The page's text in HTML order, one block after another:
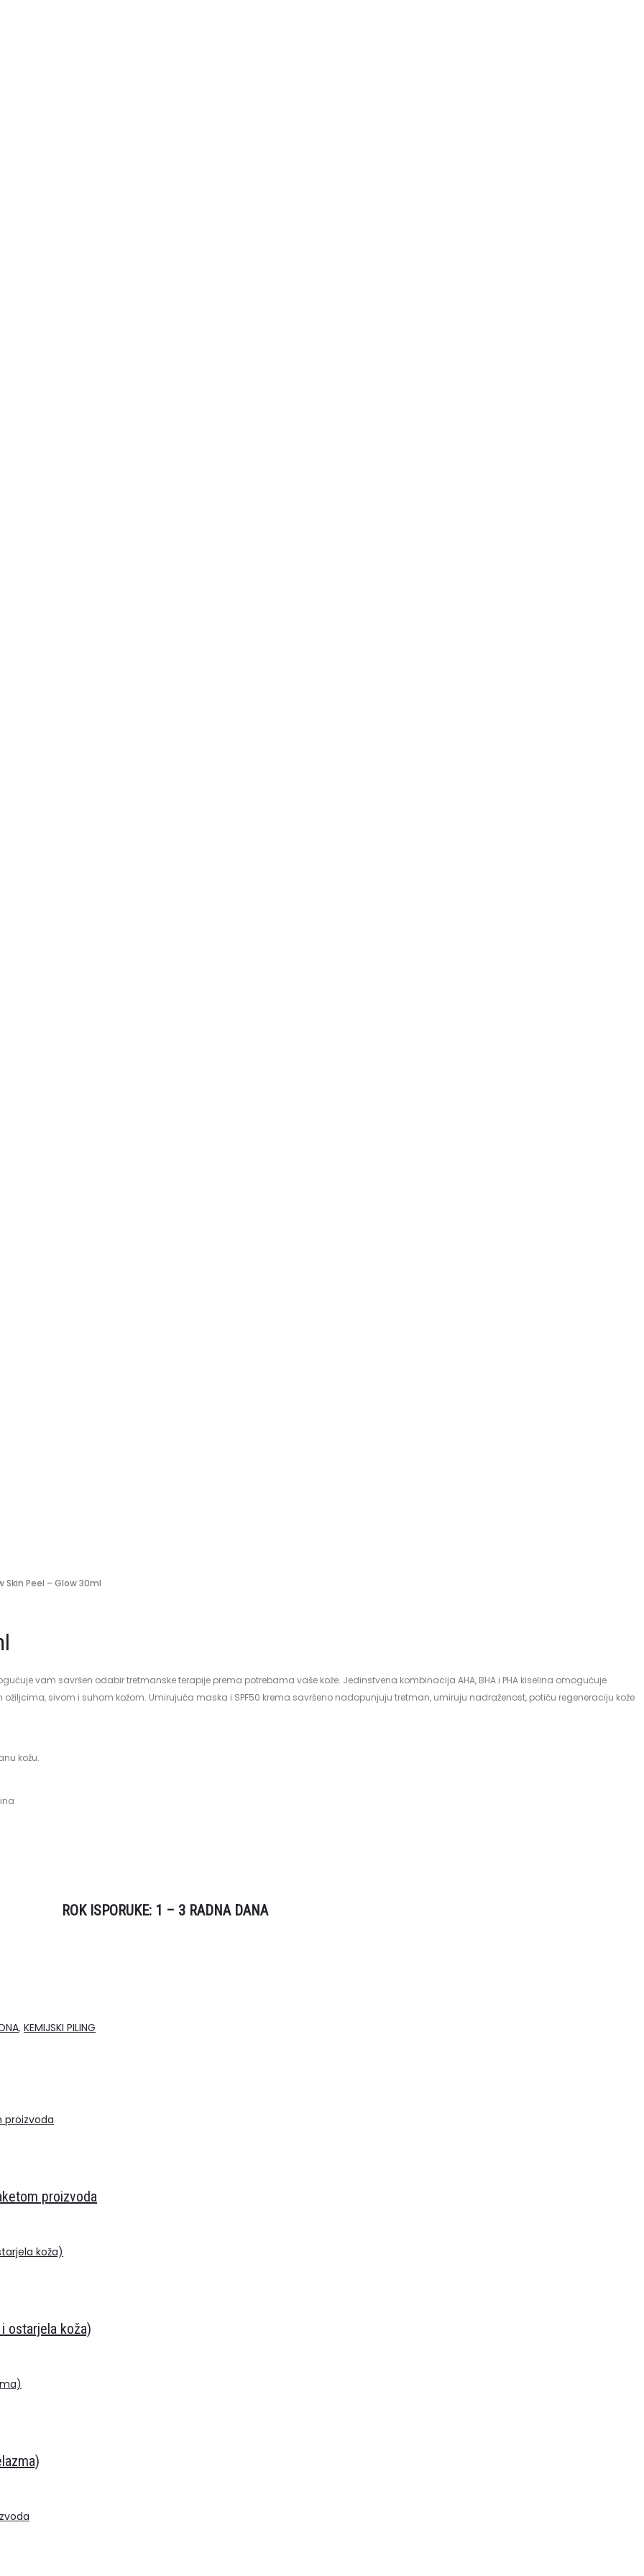
Skin Peel – Glow 30ml
vam savršen odabir tretmanske terapije prema potrebama vaše kože. Jedinstvena kombinacija AHA, BHA i PHA kiselina omogućuje
sivom i suhom kožom. Umirujuća maska ​​i SPF50 krema savršeno nadopunjuju tretman, umiruju nadraženost, potiču regeneraciju kože
kožu.
ROK ISPORUKE: 1 – 3 RADNA DANA
, KEMIJSKI PILING
proizvoda
ostarjela koža)